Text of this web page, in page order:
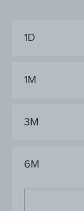
1D
1M
3M
6M